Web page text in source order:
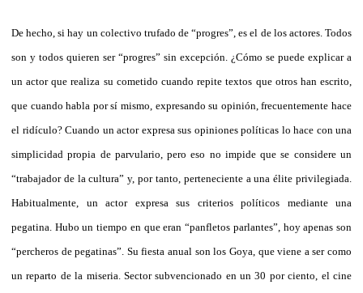
De hecho, si hay un colectivo trufado de “progres”, es el de los actores. Todos
son y todos quieren ser “progres” sin excepción. ¿Cómo se puede explicar a
un actor que realiza su cometido cuando repite textos que otros han escrito,
que cuando habla por sí mismo, expresando su opinión, frecuentemente hace
el ridículo? Cuando un actor expresa sus opiniones políticas lo hace con una
simplicidad propia de parvulario, pero eso no impide que se considere un
“trabajador de la cultura” y, por tanto, perteneciente a una élite privilegiada.
Habitualmente, un actor expresa sus criterios políticos mediante una
pegatina. Hubo un tiempo en que eran “panfletos parlantes”, hoy apenas son
“percheros de pegatinas”. Su fiesta anual son los Goya, que viene a ser como
un reparto de la miseria. Sector subvencionado en un 30 por ciento, el cine